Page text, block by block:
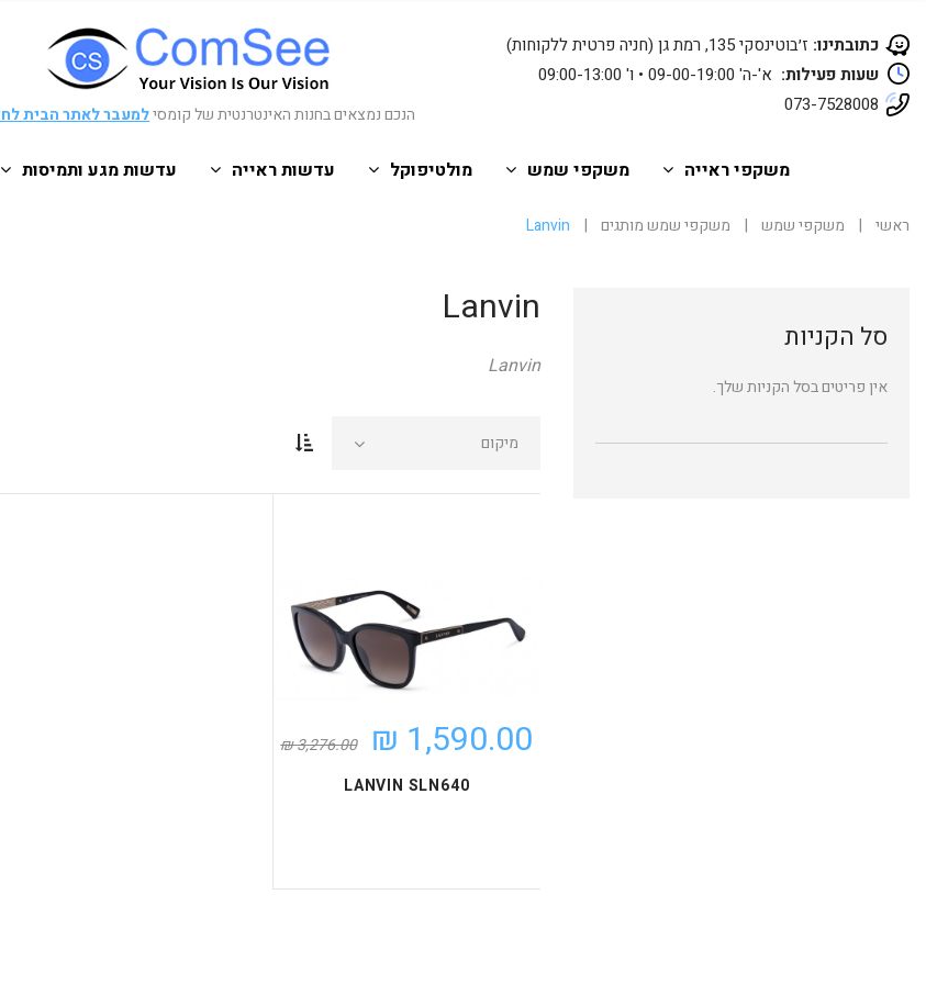
כתובתינו: ז׳בוטינסקי 135, רמת גן (חניה פרטית ללקוחות)
שעות פעילות: א'-ה' 09-00-19:00 • ו' 09:00-13:00
073-7528008
הנכם נמצאים בחנות האינטרנטית של קומסילמעבר לאתר הבית
משקפי ראייה משקפי שמש מולטיפוקל עדשות ראייה עדשות מגע ותמיסות
ראשי | משקפי שמש | משקפי שמש מותגים |
Lanvin
Lanvin
Lanvin
מיקום
1,590.00 ₪
3,276.00 ₪
LANVIN SLN640
סל הקניות
אין פריטים בסל הקניות שלך.